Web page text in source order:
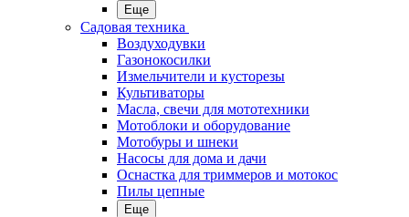
Еще
Садовая техника
Воздуходувки
Газонокосилки
Измельчители и кусторезы
Культиваторы
Масла, свечи для мототехники
Мотоблоки и оборудование
Мотобуры и шнеки
Насосы для дома и дачи
Оснастка для триммеров и мотокос
Пилы цепные
Еще